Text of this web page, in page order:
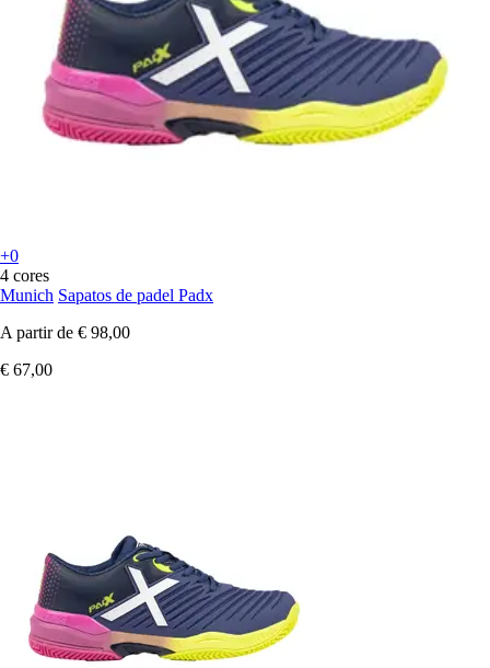
+0
4 cores
Munich Sapatos de padel Padx
A partir de € 98,00
€ 67,00